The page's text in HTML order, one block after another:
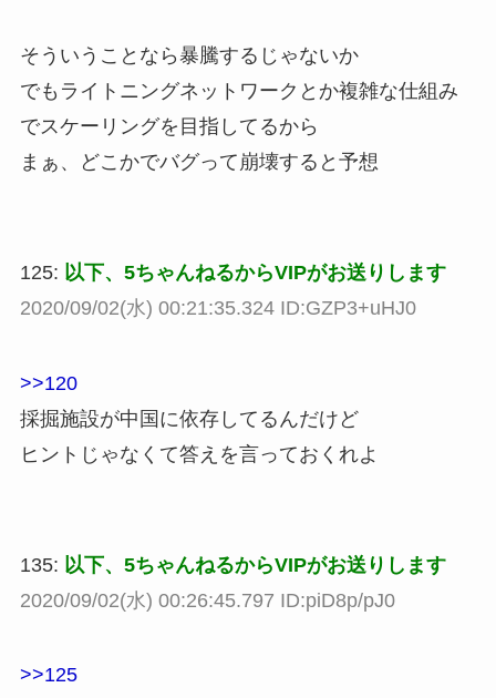
そういうことなら暴騰するじゃないか
でもライトニングネットワークとか複雑な仕組み
でスケーリングを目指してるから
まぁ、どこかでバグって崩壊すると予想
125: 以下、5ちゃんねるからVIPがお送りします
2020/09/02(水) 00:21:35.324 ID:GZP3+uHJ0
>>120
採掘施設が中国に依存してるんだけど
ヒントじゃなくて答えを言っておくれよ
135: 以下、5ちゃんねるからVIPがお送りします
2020/09/02(水) 00:26:45.797 ID:piD8p/pJ0
>>125